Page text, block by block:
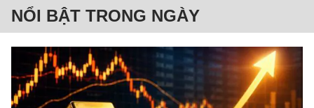
NỔI BẬT TRONG NGÀY